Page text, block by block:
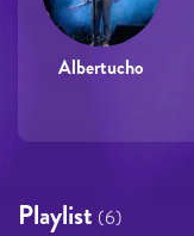
Albertucho
Playlist (6)